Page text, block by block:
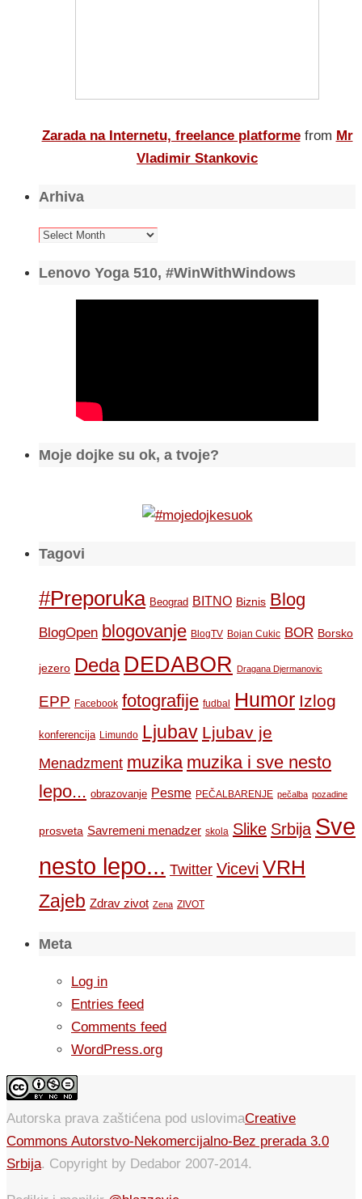
Zarada na Internetu, freelance platforme from Mr
Vladimir Stankovic
Arhiva
Arhiva
Lenovo Yoga 510, #WinWithWindows
Moje dojke su ok, a tvoje?
Tagovi
#Preporuka Beograd BITNO Biznis Blog
BlogOpen blogovanje BlogTV Bojan Cukic BOR Borsko
jezero Deda DEDABOR Dragana Djermanovic
EPP Facebook fotografije fudbal Humor Izlog
konferencija Limundo Ljubav Ljubav je
Menadzment muzika muzika i sve nesto
lepo... obrazovanje Pesme PEČALBARENJE pečalba pozadine
prosveta Savremeni menadzer skola Slike Srbija Sve
nesto lepo... Twitter Vicevi VRH
Zajeb Zdrav zivot Zena ZIVOT
Meta
Log in
Entries feed
Comments feed
WordPress.org
Autorska prava zaštićena pod uslovimaCreative
Commons Autorstvo-Nekomercijalno-Bez prerada 3.0
Srbija. Copyright by Dedabor 2007-2014.